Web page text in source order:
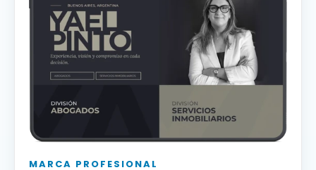
MARCA PROFESIONAL